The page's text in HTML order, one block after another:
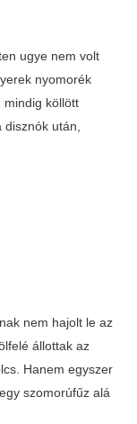
ugye nem volt
nyomorék
mindig köllött
után,
nem hajolt le az
állottak az
Hanem egyszer
szomorúfűz alá